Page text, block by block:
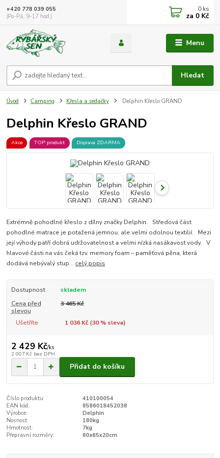
Menu
Hledat
+420 778 039 055
(Po-Pá, 9-17 hod.)
0 ks
za 0 Kč
Úvod Camping Křesla a sedačky Delphin Křeslo GRAND
Delphin Křeslo GRAND
Akce TOP produkt Doprava ZDARMA
Extrémně pohodlné křeslo z dílny značky Delphin. Středová část
pohodlné matrace je potažená jemnou, ale velmi odolnou textilií. Mezi
její výhody patří dobrá udržovatelnost a velmi nízká nasákavost vody. V
hlavové části na vás čeká tzv. memory foam – paměťová pěna, která
dodává nebývalý stup... celý popis
Dostupnost
skladem
Cena před
slevou
3 465 Kč
Ušetříte 1 036 Kč (30% sleva)
2 429 Kč/ks
2 007 Kč bez DPH
Přidat do košíku
Číslo produktu:
410100054
EAN kód:
8586018452038
Výrobce:
Delphin
Nosnost:
180kg
Hmotnost:
7kg
Přepravní rozměry:
80x65x20cm